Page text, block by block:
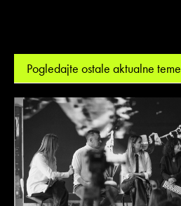
Pogledajte ostale aktualne teme